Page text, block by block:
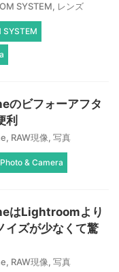
OM SYSTEM, レンズ
SYSTEM
のビフォーアフタ
利
, RAW現像, 写真
Photo & Camera
はLightroomより
イズが少なくて驚
, RAW現像, 写真